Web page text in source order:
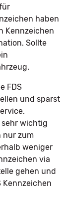
haben
Kennzeichen
Sollte
FDS
und sparst
wichtig
nur zum
weniger
via
gehen und
Kennzeichen